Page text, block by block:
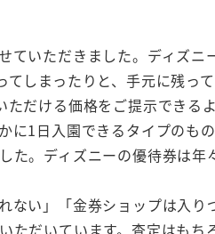
いただきました。ディズニ
しまったりと、手元に残っ
だける価格をご提示できるよ
1日入園できるタイプのも
。ディズニーの優待券は年
ない」「金券ショップは入